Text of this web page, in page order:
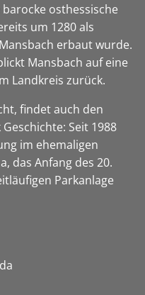
osthessische
um 1280 als
erbaut wurde.
Mansbach auf eine
Landkreis zurück.
findet auch den
Seit 1988
im ehemaligen
das Anfang des 20.
Parkanlage